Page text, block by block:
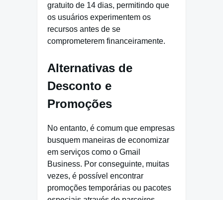
gratuito de 14 dias, permitindo que
os usuários experimentem os
recursos antes de se
comprometerem financeiramente.
Alternativas de
Desconto e
Promoções
No entanto, é comum que empresas
busquem maneiras de economizar
em serviços como o Gmail
Business. Por conseguinte, muitas
vezes, é possível encontrar
promoções temporárias ou pacotes